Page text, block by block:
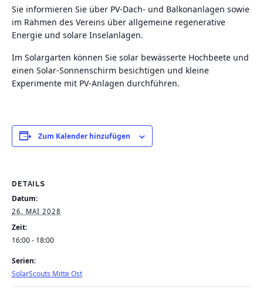
Sie informieren Sie über PV-Dach- und Balkonanlagen sowie
im Rahmen des Vereins über allgemeine regenerative
Energie und solare Inselanlagen.
Im Solargarten können Sie solar bewässerte Hochbeete und
einen Solar-Sonnenschirm besichtigen und kleine
Experimente mit PV-Anlagen durchführen.
Zum Kalender hinzufügen
DETAILS
Datum:
26. MAI 2028
Zeit:
16:00 - 18:00
Serien:
SolarScouts Mitte Ost